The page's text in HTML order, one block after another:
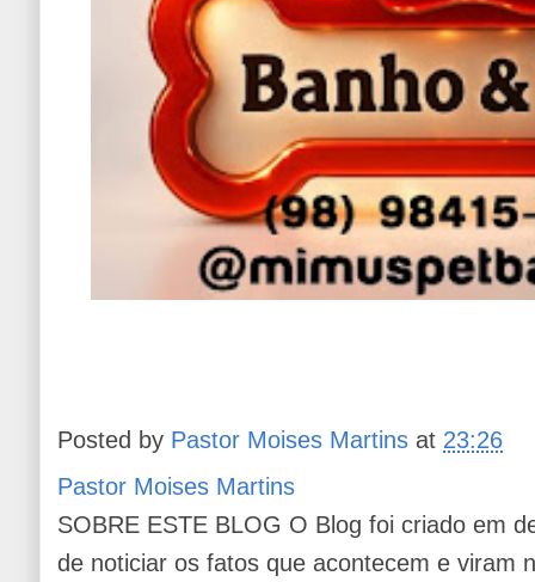
Posted by Pastor Moises Martins at 23:26
Pastor Moises Martins
SOBRE ESTE BLOG O Blog foi criado em
de noticiar os fatos que acontecem e viram